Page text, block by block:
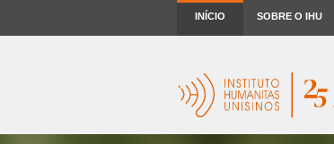
INÍCIO SOBRE O IHU